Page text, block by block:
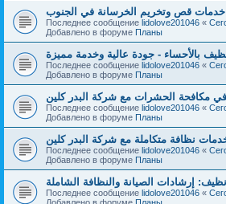
خدمات قص وتخريم الخرسانة في الجنوب
Последнее сообщение lidolove201046 «
Добавлено в форуме Планы
بالأحساء - جودة عالية وخدمة مميزة
Последнее сообщение lidolove201046 «
Добавлено в форуме Планы
مكافحة الحشرات مع شركة البدر كلين
Последнее сообщение lidolove201046 «
Добавлено в форуме Планы
نظافة متكاملة مع شركة البدر كلين
Последнее сообщение lidolove201046 «
Добавлено в форуме Планы
إرشادات الصيانة والنظافة الشاملة
Последнее сообщение lidolove201046 «
Добавлено в форуме Планы